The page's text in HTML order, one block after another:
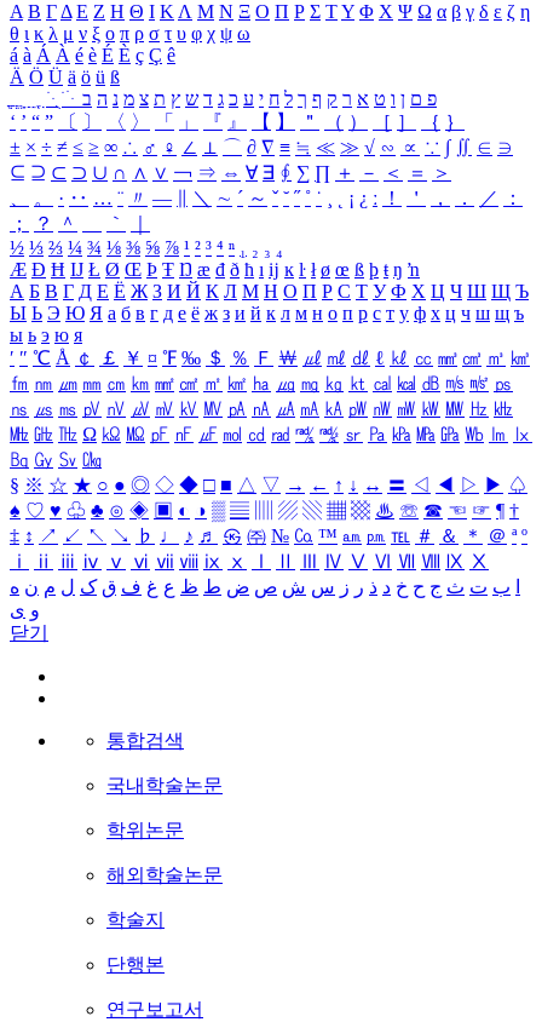
Α Β ΓΔ Ε Ζ Η Θ Ι ΚΛ Μ Ν Ξ Ο Π Ρ Σ ΤΥ Φ Χ Ψ Ω α β γ δ ε ζ η
θ ι κ λ μ ν ξ ο π ρ σ τ υ φ χ ψ ω
á à Á À é è É È ç Ç ê
Ä Ö Ü ä ö ü ß
ִֶֹ ֻּ ׁׂ פ ם ן ו ט א ר ק ף ך ל ח י ע כ ג ד ש ץ ת צ מ נ ה ב
‘ ’ “ ” 〔 〕 〈 〉 「 」 『 』 【 】 ＂ （ ） ［ ］ ｛ ｝
± × ÷ ≠ ≤ ≥ ∞ ∴ ♂ ♀ ∠ ⊥ ⌒ ∂ ∇ ≡ ≒ ≪ ≫ √ ∽ ∝ ∵ ∫ ∬ ∈ ∋
⊆ ⊇ ⊂ ⊃ ∪ ∩ ∧ ∨ ￢ ⇒ ⇔ ∀ ∃ ∮ ∑ ∏ ＋ － ＜ ＝
＞
、
。 · ‥ … ¨ 〃 ― ＼ ∼ ´ ～ ˇ ˘ ˝ ˚ ˙ ¸ ¡ ¿ ː ！ ＇ ， ． ／
：
；
？ ＾ ｀
½ ⅓ ⅔ ¼ ¾ ⅛ ⅜ ⅝ ⅞ ¹ ² ³ ⁴ ⁿ ₁ ₂ ₃ ₄
Æ Ð Ħ Ĳ Ł Ø Œ Þ Ŧ Ŋ æ đ ð ħ ı ĳ ĸ ŀ ł ø œ ß þ ŧ ŋ ŉ
А Б В Г Д Е Ё Ж З И Й К Л М Н О П Р С Т У Ф Х Ц Ч Ш Щ Ъ
Ы Ь Э Ю Я а б в г д е ё ж з и й к л м н о п р с т у ф х ц ч ш щ ъ
ы ь э ю я
′ ″ ℃ Å ￠ ￡ ￥ ¤ ℉ ‰ ＄ ％ Ｆ ￦ ㎕ ㎖ ㎗ ℓ ㎘ ㏄ ㎣ ㎤ ㎥ ㎦
㎙ ㎚ ㎛ ㎜ ㎝ ㎞ ㎟ ㎠ ㎡ ㎢ ㏊ ㎍ ㎎ ㎏ ㏏ ㎈ ㎉ ㏈ ㎧ ㎨ ㎰
㎱ ㎲ ㎳ ㎴ ㎵ ㎶ ㎷ ㎸ ㎹ ㎀ ㎁ ㎂ ㎃ ㎄ ㎺ ㎻ ㎽ ㎾ ㎿ ㎐ ㎑
㎒ ㎓ ㎔ Ω ㏀ ㏁ ㎊ ㎋ ㎌ ㏖ ㏅ ㎭ ㎮ ㎯ ㏛ ㎩ ㎪ ㎫ ㎬ ㏝ ㏐
㏓
㏃ ㏉ ㏜ ㏆
§ ※ ☆ ★ ○ ● ◎ ◇ ◆ □ ■ △ ▽ → ← ↑ ↓ ↔ 〓 ◁ ◀ ▷ ▶ ♤
♠ ♡ ♥ ♧ ♣ ⊙ ◈ ▣ ◐ ◑ ▒ ▤ ▨ ▧ ▦ ▩ ♨ ☏ ☎ ☜ ☞ ¶ †
‡ ↕ ↗ ↙ ↖ ↘ ♭ ♩ ♪ ♬ ㉿ ㈜ № ㏇ ™ ㏂ ㏘ ℡ ＃ ＆ ＊ ＠ ª º
ⅰ
ⅱ ⅲ ⅳ ⅴ ⅵ ⅶ ⅷ ⅸ ⅹ Ⅳ Ⅴ Ⅵ Ⅶ Ⅷ Ⅸ Ⅹ
ب ت ث ج ح خ د ذ ر ز س ش ص ض ط ظ ع غ ف ق ک ل م ن ه
و ی
닫기
통합검색
국내학술논문
학위논문
해외학술논문
학술지
단행본
연구보고서